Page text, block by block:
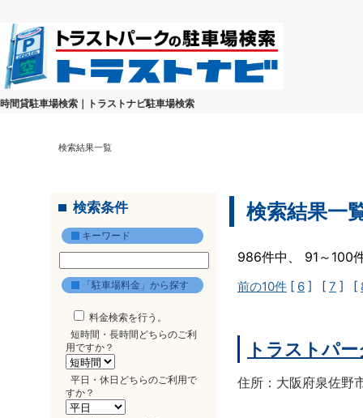
時間貸駐車場検索｜トラストナビ駐車場検索
検索結果一覧
検索条件
キーワード
「駐車場料金」から探す
料金検索を行う。
短時間・長時間どちらのご利
用ですか？
平日・休日どちらのご利用で
すか？
検索結果一
986件中、 91～100
前の10件 [ 6 ] [ 7 ] [
トラストパ
住所：大阪府泉佐野